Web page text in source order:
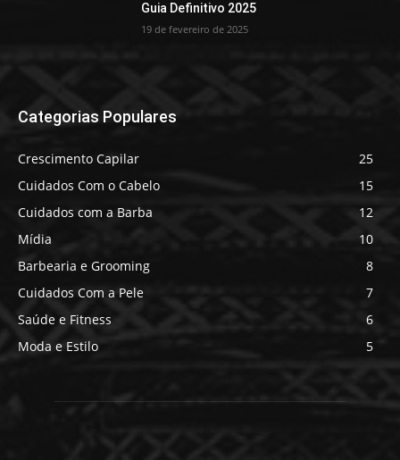
Guia Definitivo 2025
19 de fevereiro de 2025
Categorias Populares
Crescimento Capilar
25
Cuidados Com o Cabelo
15
Cuidados com a Barba
12
Mídia
10
Barbearia e Grooming
8
Cuidados Com a Pele
7
Saúde e Fitness
6
Moda e Estilo
5